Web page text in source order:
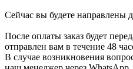
Сейчас вы будете направлены
После оплаты заказ будет
отправлен вам в течение 48
В случае возникновения